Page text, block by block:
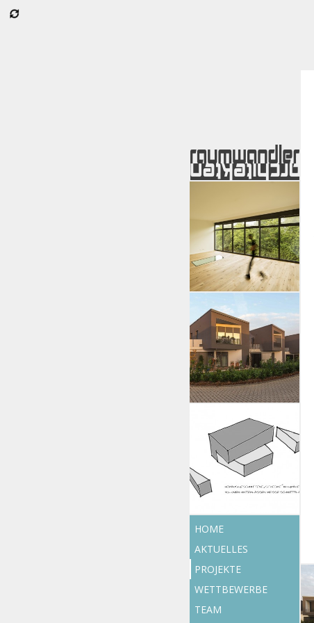
HOME
AKTUELLES
PROJEKTE
WETTBEWERBE
TEAM